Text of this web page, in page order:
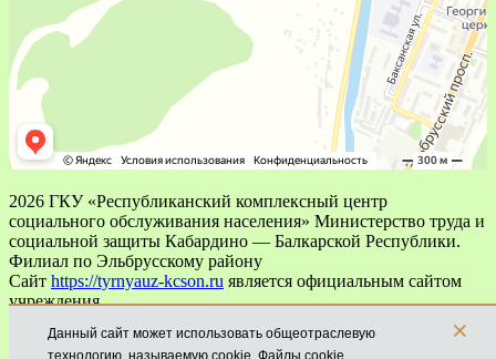
2026 ГКУ «Республиканский комплексный центр
социального обслуживания населения» Министерство труда и
социальной защиты Кабардино — Балкарской Республики.
Филиал по Эльбрусскому району
Сайт https://tyrnyauz-kcson.ru является официальным сайтом
учреждения
электронной почтой учреждения
Данный сайт может использовать общеотраслевую
технологию, называемую cookie. Файлы cookie
×